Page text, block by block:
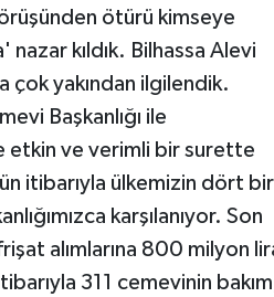
ötürü kimseye
kıldık. Bilhassa Alevi
çok yakından ilgilendik.
Başkanlığı ile
etkin ve verimli bir surette
itibarıyla ülkemizin dört bir
karşılanıyor. Son
alımlarına 800 milyon
311 cemevinin